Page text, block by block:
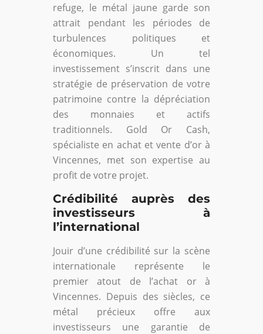
refuge, le métal jaune garde son
attrait pendant les périodes de
turbulences politiques et
économiques. Un tel
investissement s’inscrit dans une
stratégie de préservation de votre
patrimoine contre la dépréciation
des monnaies et actifs
traditionnels. Gold Or Cash,
spécialiste en achat et vente d’or à
Vincennes, met son expertise au
profit de votre projet.
Crédibilité auprès des
investisseurs à
l’international
Jouir d’une crédibilité sur la scène
internationale représente le
premier atout de l’achat or à
Vincennes. Depuis des siècles, ce
métal précieux offre aux
investisseurs une garantie de